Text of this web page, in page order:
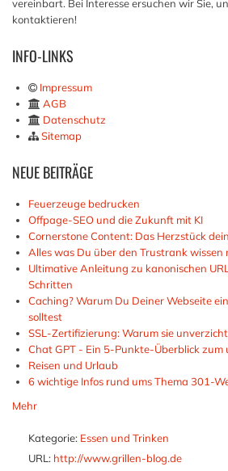
vereinbart. Bei Interesse ersuchen wir Sie,
kontaktieren!
INFO-LINKS
Impressum
AGB
Datenschutz
Sitemap
NEUEBEITRÄGE
Feuerzeuge bedrucken
Offpage-SEO und die Zukunft mit KI
Cornerstone Content: Das Herzstück
Alles was Du über den Trustrank wissen
Ultimative Anleitung zu kanonischen
Schritten
Caching? Warum Du Deiner Webseite
solltest
SSL-Zertifizierung: Warum sie
Chat GPT - Ein 5-Punkte-Überblick
Reisen und Urlaub
6 wichtige Infos rund ums Thema 301-
Mehr
Kategorie: Essen und Trinken
URL: http://www.grillen-blog.de